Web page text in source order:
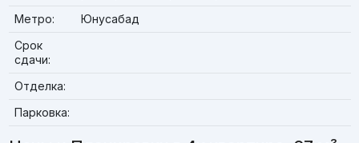
Метро:
Юнусабад
Срок
сдачи:
Отделка:
Парковка: